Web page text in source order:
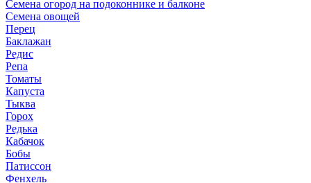
Семена огород на подоконнике и балконе
Семена овощей
Перец
Баклажан
Редис
Репа
Томаты
Капуста
Тыква
Горох
Редька
Кабачок
Бобы
Патиссон
Фенхель